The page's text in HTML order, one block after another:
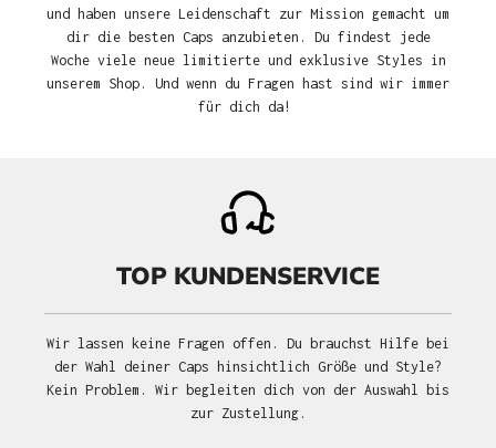
und haben unsere Leidenschaft zur Mission gemacht um
dir die besten Caps anzubieten. Du findest jede
Woche viele neue limitierte und exklusive Styles in
unserem Shop. Und wenn du Fragen hast sind wir immer
für dich da!
TOP KUNDENSERVICE
Wir lassen keine Fragen offen. Du brauchst Hilfe bei
der Wahl deiner Caps hinsichtlich Größe und Style?
Kein Problem. Wir begleiten dich von der Auswahl bis
zur Zustellung.